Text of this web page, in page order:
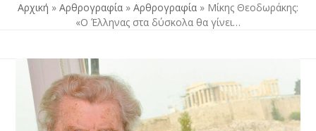
Αρχική » Αρθρογραφία » Αρθρογραφία » Μίκης Θεοδωράκης:
«Ο Έλληνας στα δύσκολα θα γίνει…